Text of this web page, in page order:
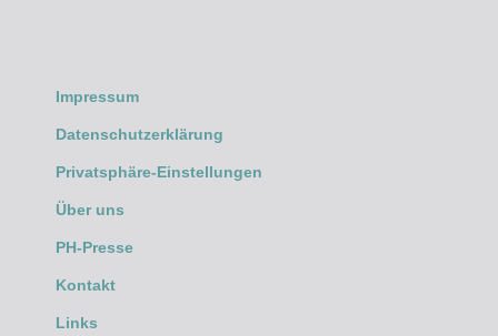
Impressum
Datenschutzerklärung
Privatsphäre-Einstellungen
Über uns
PH-Presse
Kontakt
Links